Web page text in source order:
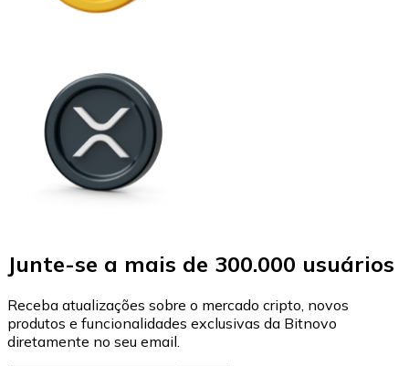
Junte-se a mais de 300.000 usuários
Receba atualizações sobre o mercado cripto, novos
produtos e funcionalidades exclusivas da Bitnovo
diretamente no seu email.